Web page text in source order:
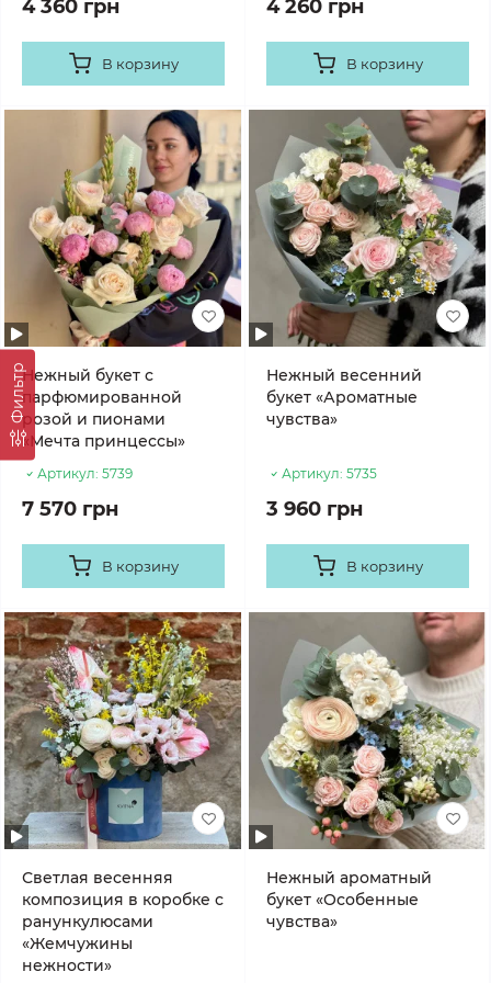
Фильтр
4 360 грн
В корзину
4 260 грн
В корзину
Нежный букет с
парфюмированной
розой и пионами
«Мечта принцессы»
Артикул: 5739
7 570 грн
В корзину
Нежный весенний
букет «Ароматные
чувства»
Артикул: 5735
3 960 грн
В корзину
Светлая весенняя
композиция в коробке с
ранункулюсами
«Жемчужины
нежности»
Нежный ароматный
букет «Особенные
чувства»